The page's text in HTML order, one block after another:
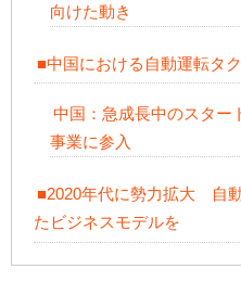
向けた動き
■中国における自動運転タ
中国：急成長中のスター
事業に参入
■2020年代に勢力拡大 自
たビジネスモデルを